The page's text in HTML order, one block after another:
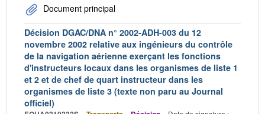
Document principal
Décision DGAC/DNA n° 2002-ADH-003 du 12
novembre 2002 relative aux ingénieurs du contrôle
de la navigation aérienne exerçant les fonctions
d'instructeurs locaux dans les organismes de liste 1
et 2 et de chef de quart instructeur dans les
organismes de liste 3 (texte non paru au Journal
officiel)